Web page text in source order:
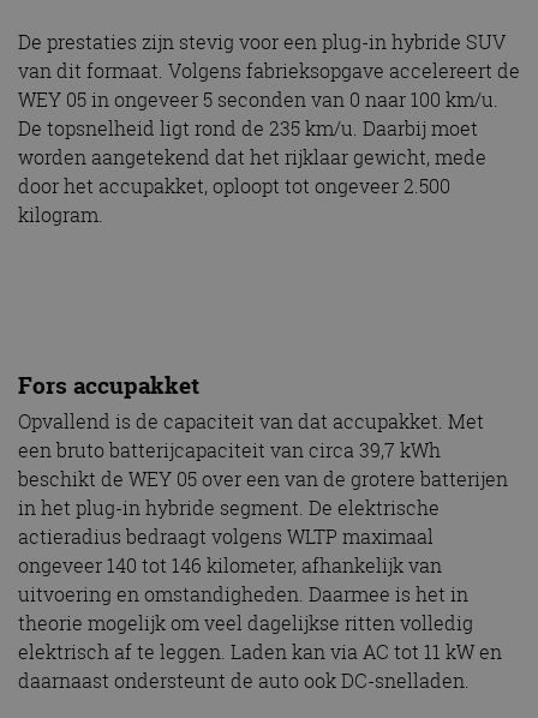
De prestaties zijn stevig voor een plug-in hybride SUV
van dit formaat. Volgens fabrieksopgave accelereert de
WEY 05 in ongeveer 5 seconden van 0 naar 100 km/u.
De topsnelheid ligt rond de 235 km/u. Daarbij moet
worden aangetekend dat het rijklaar gewicht, mede
door het accupakket, oploopt tot ongeveer 2.500
kilogram.
Fors accupakket
Opvallend is de capaciteit van dat accupakket. Met
een bruto batterijcapaciteit van circa 39,7 kWh
beschikt de WEY 05 over een van de grotere batterijen
in het plug-in hybride segment. De elektrische
actieradius bedraagt volgens WLTP maximaal
ongeveer 140 tot 146 kilometer, afhankelijk van
uitvoering en omstandigheden. Daarmee is het in
theorie mogelijk om veel dagelijkse ritten volledig
elektrisch af te leggen. Laden kan via AC tot 11 kW en
daarnaast ondersteunt de auto ook DC-snelladen.